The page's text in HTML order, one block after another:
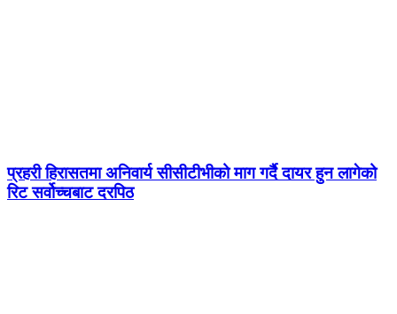
प्रहरी हिरासतमा अनिवार्य सीसीटीभीको माग गर्दै दायर हुन लागेको
रिट सर्वोच्चबाट दरपिठ